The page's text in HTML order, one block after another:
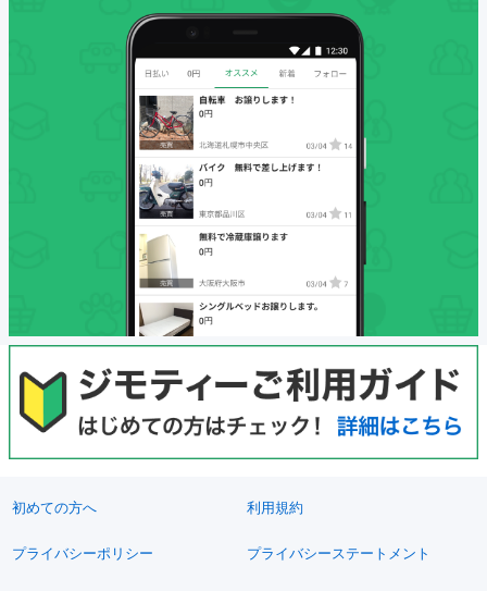
初めての方へ 利用規約
プライバシーポリシー プライバシーステートメント